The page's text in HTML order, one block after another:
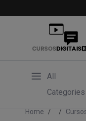
All
Categories
Home